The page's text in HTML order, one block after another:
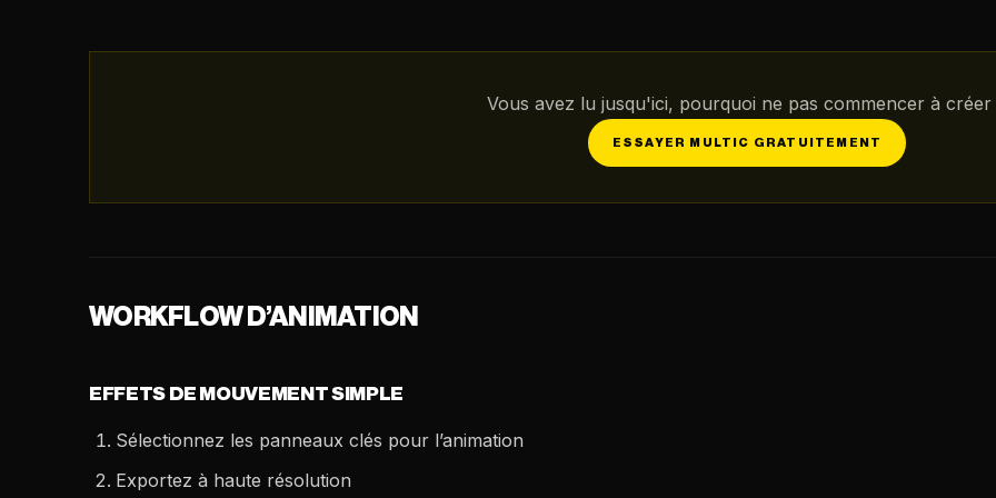
Vous avez lu jusqu'ici, pourquoi ne pas commencer à créer
ESSAYER MULTIC GRATUITEMENT
WORKFLOW D’ANIMATION
EFFETS DE MOUVEMENT SIMPLE
Sélectionnez les panneaux clés pour l’animation
Exportez à haute résolution